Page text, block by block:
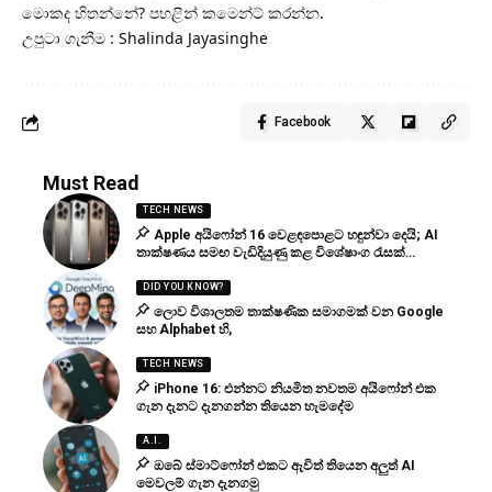
මොකද හිතන්නේ? පහළින් කමෙන්ට් කරන්න.
උපුටා ගැනීම : Shalinda Jayasinghe
Facebook
Must Read
TECH NEWS
Apple අයිෆෝන් 16 වෙළඳපොළට හඳුන්වා දෙයි; AI
තාක්ෂණය සමඟ වැඩිදියුණු කළ විශේෂාංග රැසක්…
DID YOU KNOW?
ලොව විශාලතම තාක්ෂණික සමාගමක් වන Google
සහ Alphabet හි,
TECH NEWS
iPhone 16: එන්නට නියමිත නවතම අයිෆෝන් එක
ගැන දැනට දැනගන්න තියෙන හැමදේම
A.I.
ඔබේ ස්මාට්ෆෝන් එකට ඇවිත් තියෙන අලුත් AI
මෙවලම් ගැන දැනගමු